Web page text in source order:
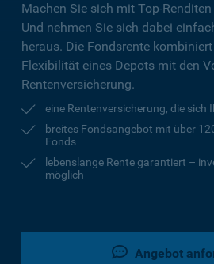
Machen Sie sich mit Top-
Und nehmen Sie sich dabei
heraus. Die Fondsrente
Flexibilität eines Depots mit den
Rentenversicherung.
eine Rentenversicherung, die sich
breites Fondsangebot mit über
Fonds
lebenslange Rente garantiert –
möglich
Angebot